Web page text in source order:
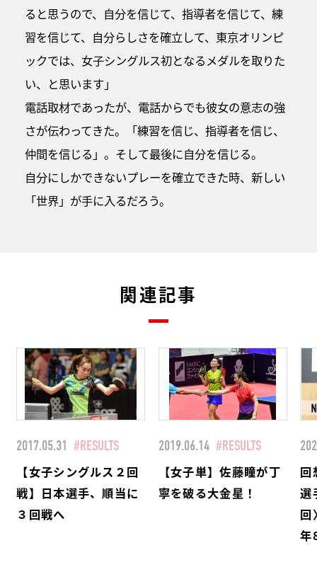
ると思うので、自分を信じて、指導者を信じて、練
習を信じて、自分らしさを確立して、東京オリンピ
ックでは、女子シングルス初となるメダルを取りた
い、と思います」
電話取材であったが、電話からでも彼女の意志の強
さが伝わってきた。「練習を信じ、指導者を信じ、
仲間を信じる」。そして最後に自分を信じる。
自分にしかできないプレーを確立できた時、新しい
「世界」が手に入るだろう。
関連記事
2017.05.31 #RESULTS
【女子シングルス２回
戦】日本選手、順当に
３回戦へ
2019.06.14 #RESULTS
【女子単】佐藤瞳が丁
寧を破る大金星！
回
選
年